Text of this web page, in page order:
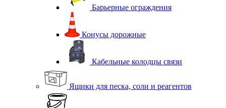
Барьерные ограждения
Конусы дорожные
Кабельные колодцы связи
Ящики для песка, соли и реагентов